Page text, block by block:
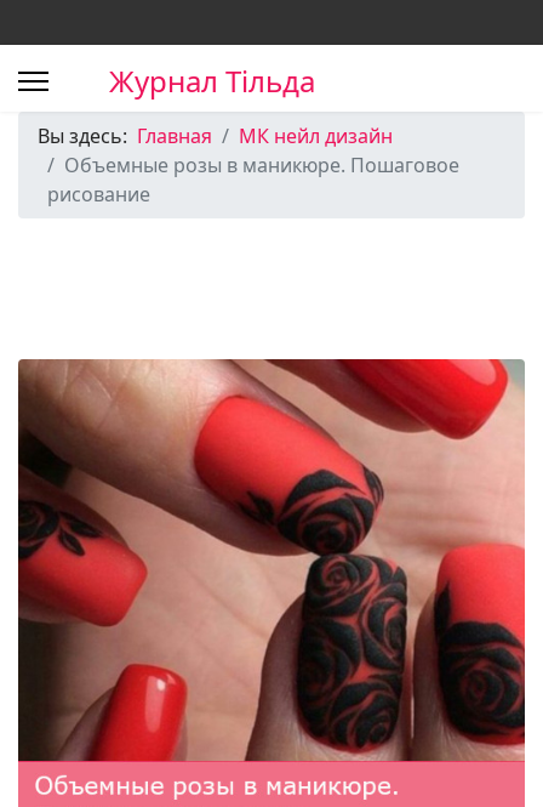
Журнал Тільда
Вы здесь: Главная
МК нейл дизайн
Объемные розы в маникюре. Пошаговое
рисование